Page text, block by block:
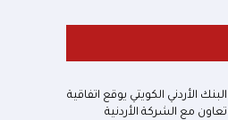
البنك الأردني الكويتي يوقع اتفاقية
تعاون مع الشركة الأردنية